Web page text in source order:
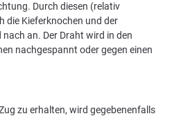
Durch diesen (relativ
die Kieferknochen und der
an. Der Draht wird in den
nachgespannt oder gegen einen
zu erhalten, wird gegebenenfalls